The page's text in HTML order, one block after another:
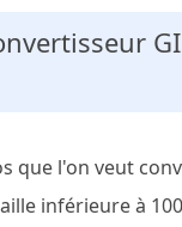
que l'on veut
inférieure à